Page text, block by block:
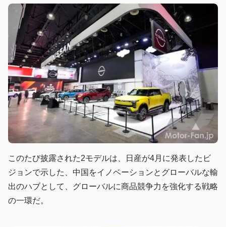
このたび披露された2モデルは、日産が4月に発表したビ
ジョンで示した、中国をイノベーションとグローバルな輸
出のハブとして、グローバルに商品競争力を強化する戦略
の一環だ。